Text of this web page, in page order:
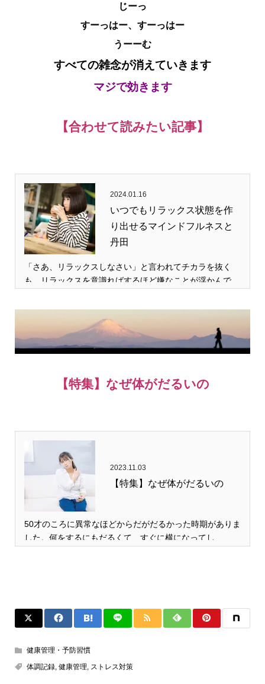
じーっ
すーっはー、すーっはー
うーーむ
すべての雑念が消えていきます
マジで効きます
【合わせて読みたい記事】
2024.01.16
いつでもリラックス状態を作
り出せるマインドフルネスと
丹田
「さあ、リラックスしなさい」と言われてチカラを抜く
も、リラックスを意識ればするほど嫌なことが浮かんで…
【特集】なぜ体がだるいの
2023.11.03
【特集】なぜ体がだるいの
50才のころに異常なほどからだがだるかった時期がありま
した。何をするにもだるくて、すぐに横になってし…
健康管理・予防習慣
体調記録, 健康管理 ストレス対策